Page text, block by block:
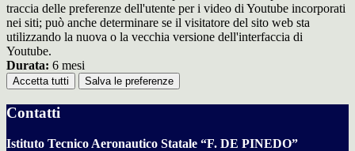
traccia delle preferenze dell'utente per i video di Youtube incorporati
nei siti; può anche determinare se il visitatore del sito web sta
utilizzando la nuova o la vecchia versione dell'interfaccia di
Youtube.
Durata: 6 mesi
Accetta tutti Salva le preferenze
Contatti
Istituto Tecnico Aeronautico Statale “F. DE PINEDO”